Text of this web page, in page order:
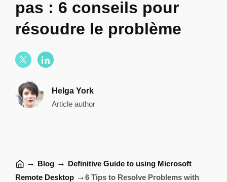
pas : 6 conseils pour
résoudre le problème
Helga York
Article author
→ Blog → Definitive Guide to using Microsoft
Remote Desktop →6 Tips to Resolve Problems with